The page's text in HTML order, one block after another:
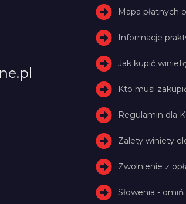
Mapa płatnych
Informacje
Jak kupić
Kto musi
Regulamin dla
Zalety winiety
Zwolnienie z
Słowenia -